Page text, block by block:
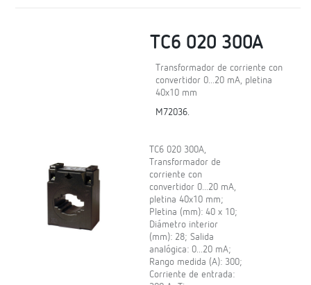
TC6 020 300A
Transformador de corriente con
convertidor 0...20 mA, pletina
40x10 mm
M72036.
TC6 020 300A,
Transformador de
corriente con
convertidor 0...20 mA,
pletina 40x10 mm;
Pletina (mm): 40 x 10;
Diámetro interior
(mm): 28; Salida
analógica: 0...20 mA;
Rango medida (A): 300;
Corriente de entrada: